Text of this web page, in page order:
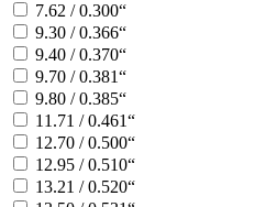
7.62 / 0.300“
9.30 / 0.366“
9.40 / 0.370“
9.70 / 0.381“
9.80 / 0.385“
11.71 / 0.461“
12.70 / 0.500“
12.95 / 0.510“
13.21 / 0.520“